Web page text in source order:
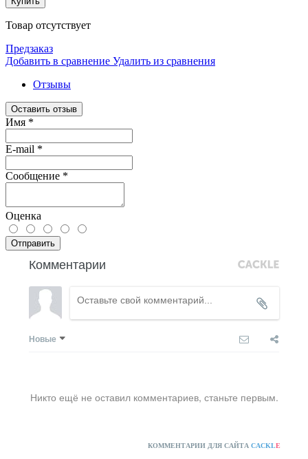
Товар отсутствует
Предзаказ
Добавить в сравнение Удалить из сравнения
Отзывы
Оставить отзыв
Имя *
E-mail *
Сообщение *
Оценка
Отправить
Комментарии
Новые
Никто ещё не оставил комментариев, станьте первым.
КОММЕНТАРИИ ДЛЯ САЙТА CACKLE